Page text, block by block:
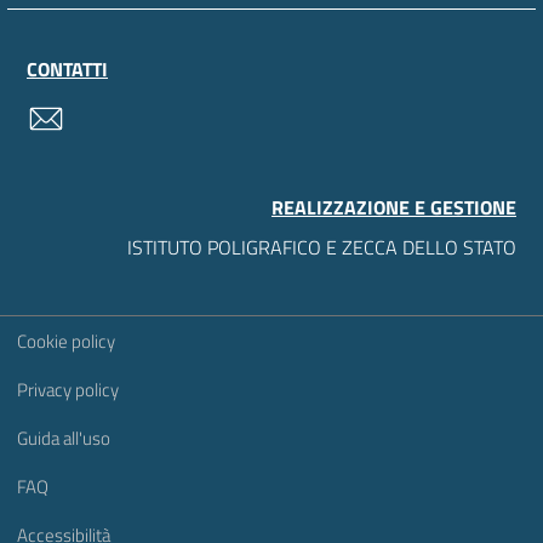
CONTATTI
REALIZZAZIONE E GESTIONE
ISTITUTO POLIGRAFICO E ZECCA DELLO STATO
Sezione Link Utili
Cookie policy
Privacy policy
Guida all'uso
FAQ
Accessibilità